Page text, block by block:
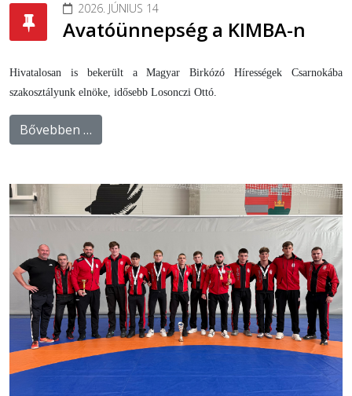
2026. JÚNIUS 14
Avatóünnepség a KIMBA-n
Hivatalosan is bekerült a Magyar Birkózó Hírességek Csarnokába
szakosztályunk elnöke, idősebb Losonczi Ottó.
Bővebben …